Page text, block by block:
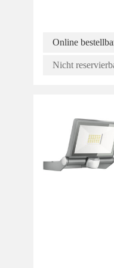
Online
Nicht